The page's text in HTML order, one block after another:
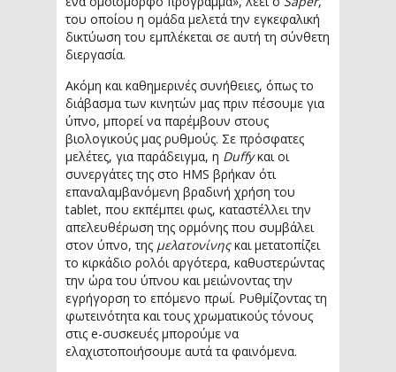
του οποίου η ομάδα μελετά την εγκεφαλική
δικτύωση του εμπλέκεται σε αυτή τη σύνθετη
διεργασία.
Ακόμη και καθημερινές συνήθειες, όπως το
διάβασμα των κινητών μας πριν πέσουμε για
ύπνο, μπορεί να παρέμβουν στους
βιολογικούς μας ρυθμούς. Σε πρόσφατες
μελέτες, για παράδειγμα, η Duffyκαι οι
συνεργάτες της στο HMS βρήκαν ότι
επαναλαμβανόμενη βραδινή χρήση του
tablet, που εκπέμπει φως, καταστέλλει την
απελευθέρωση της ορμόνης που συμβάλει
στον ύπνο, της μελατονίνηςκαι μετατοπίζει
το κιρκάδιο ρολόι αργότερα, καθυστερώντας
την ώρα του ύπνου και μειώνοντας την
εγρήγορση το επόμενο πρωί. Ρυθμίζοντας τη
φωτεινότητα και τους χρωματικούς τόνους
στις e-συσκευές μπορούμε να
ελαχιστοποιήσουμε αυτά τα φαινόμενα.